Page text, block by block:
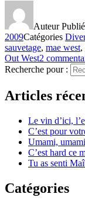
Auteur
2009Catégories
sauvetage, mae west,
Out West2
Recherche pour :
Articles
Le vin d’ici,
C’est pour
Umami,
C’est hard ce
Tu as senti
Catégories